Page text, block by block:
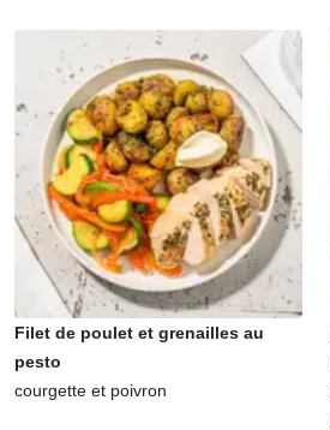
Filet de poulet et grenailles au
pesto
courgette et poivron